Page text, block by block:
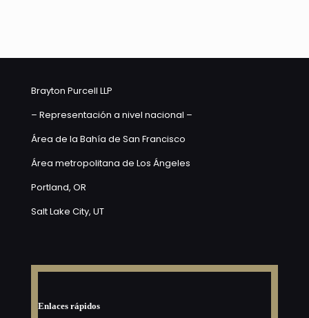
Brayton Purcell LLP
– Representación a nivel nacional –
Área de la Bahía de San Francisco
Área metropolitana de Los Ángeles
Portland, OR
Salt Lake City, UT
Enlaces rápidos